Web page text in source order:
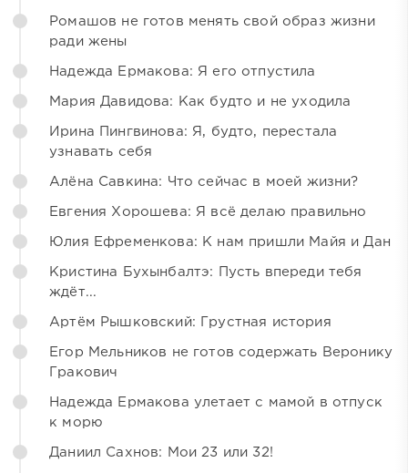
Ромашов не готов менять свой образ жизни
ради жены
Надежда Ермакова: Я его отпустила
Мария Давидова: Как будто и не уходила
Ирина Пингвинова: Я, будто, перестала
узнавать себя
Алёна Савкина: Что сейчас в моей жизни?
Евгения Хорошева: Я всё делаю правильно
Юлия Ефременкова: К нам пришли Майя и Дан
Кристина Бухынбалтэ: Пусть впереди тебя
ждёт...
Артём Рышковский: Грустная история
Егор Мельников не готов содержать Веронику
Гракович
Надежда Ермакова улетает с мамой в отпуск
к морю
Даниил Сахнов: Мои 23 или 32!